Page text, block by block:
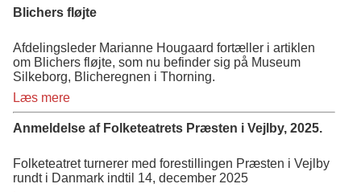
Blichers fløjte
Afdelingsleder Marianne Hougaard fortæller i artiklen
om Blichers fløjte, som nu befinder sig på Museum
Silkeborg, Blicheregnen i Thorning.
Læs mere
Anmeldelse af Folketeatrets Præsten i Vejlby, 2025.
Folketeatret turnerer med forestillingen Præsten i Vejlby
rundt i Danmark indtil 14, december 2025